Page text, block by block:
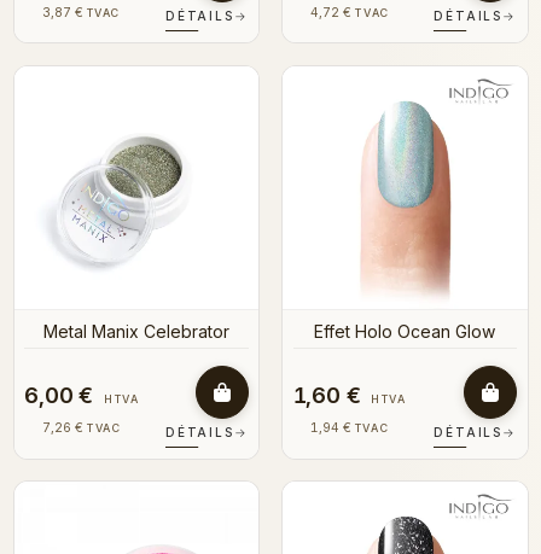
3,87 € TVAC DÉTAILS → 4,72 € TVAC DÉTAILS →
Metal Manix Celebrator
6,00 € HTVA
7,26 € TVAC DÉTAILS →
Effet Holo Ocean Glow
1,60 € HTVA
1,94 € TVAC DÉTAILS →